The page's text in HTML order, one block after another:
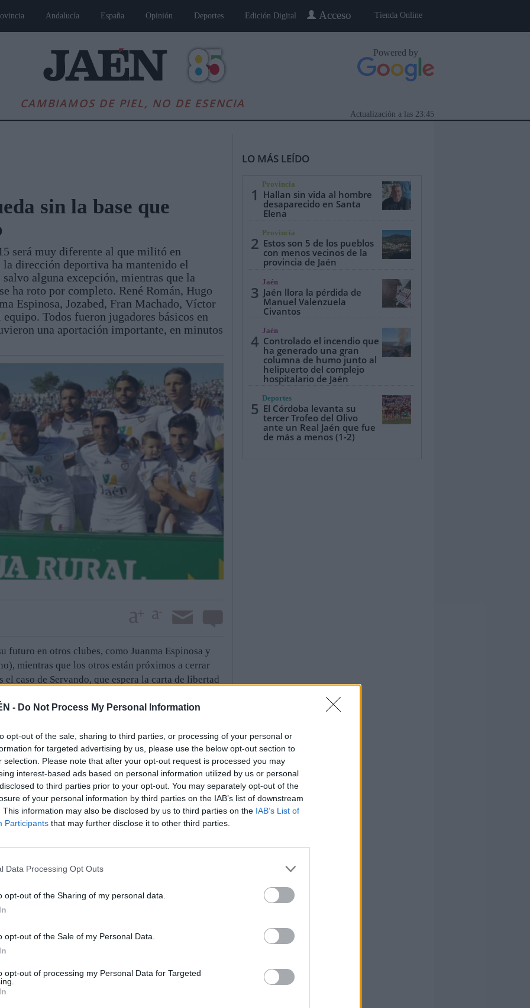
- Do Not Process My Personal Information
opt-out of the sale, sharing to third parties, or processing of your personal or
for targeted advertising by us, please use the below opt-out section to
selection. Please note that after your opt-out request is processed you may
interest-based ads based on personal information utilized by us or personal
to third parties prior to your opt-out. You may separately opt-out of the
of your personal information by third parties on the IAB’s list of downstream
This information may also be disclosed by us to third parties on the IAB’s List of
Participants that may further disclose it to other third parties.
Data Processing Opt Outs
opt-out of the Sharing of my personal data.
opt-out of the Sale of my Personal Data.
opt-out of processing my Personal Data for Targeted
Tienda Online
Acceso
Andalucía España Opinión Deportes Edición Digital
CAMBIAMOS DE PIEL, NO DE ESENCIA
Powered by
23:45
Actualización a las
Jaén, Pueblo a Pueblo Especiales
sin la base que
será muy diferente al que militó en
dirección deportiva ha mantenido el
alguna excepción, mientras que la
ha roto por completo. René Román, Hugo
Espinosa, Jozabed, Fran Machado, Víctor
Todos fueron jugadores básicos en
una aportación importante, en minutos
futuro en otros clubes, como Juanma Espinosa y
mientras que los otros están próximos a cerrar
caso de Servando, que espera la carta de libertad
el que ya tiene un acuerdo. El mismo destino de
Curto. El conjunto amarillo se ha convertido en el
del Real Jaén. Solo Jozabed ha fichado por un
a Segunda B después de una temporada en
y debutar en la máxima categoría.
Jesús Aybar no tendrá más remedio que
con un nuevo perfil y una estructura renovada. Y
porque le quedan pocas plazas libres para
trece jugadores, más las posibles renovaciones de
solo habrá una licencia por cubrir. Y, en
creativo y un delantero que aporte goles.
o Jozabed y Jona, el triángulo más
en el entorno, Aybar no pierde la paciencia. Ni
que lleva encauzadas las operaciones y que
jugadores que den un salto de calidad a la plantilla.
y con el único objetivo del ascenso,
que pueda codearse con rivales de
han llegado tres incorporaciones hasta el
y un mediapunta con capacidad como
más para darle fortaleza y solvencia a un conjunto
LO MÁS LEÍDO
1
Provincia
Hallan sin vida al hombre
desaparecido en Santa
Elena
2
Provincia
Estos son 5 de los pueblos
con menos vecinos de la
provincia de Jaén
3
Jaén
Jaén llora la pérdida de
Manuel Valenzuela
Civantos
4
Jaén
Controlado el incendio que
ha generado una gran
columna de humo junto al
helipuerto del complejo
hospitalario de Jaén
5
Deportes
El Córdoba levanta su
tercer Trofeo del Olivo
ante un Real Jaén que fue
de más a menos (1-2)